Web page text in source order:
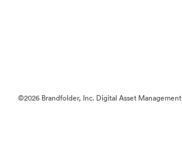
©2026 Brandfolder, Inc. Digital Asset Management